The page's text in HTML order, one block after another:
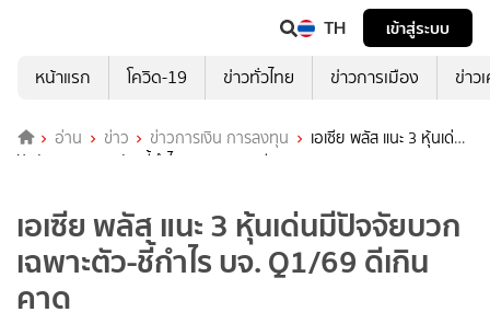
TH
เข้าสู่ระบบ
หน้าแรก
โควิด-19 ข่าวทั่วไทย ข่าวการเมือง ข่าว
อ่าน ข่าว ข่าวการเงิน การลงทุน
เอเซีย พลัส แนะ 3 หุ้นเด่นมี
ปัจจัยบวกเฉพาะตัว-ชี้กำไร บจ. Q1/69 ดีเกินคาด
เอเซีย พลัส แนะ 3 หุ้นเด่นมีปัจจัยบวก
เฉพาะตัว-ชี้กำไร บจ. Q1/69 ดีเกิน
คาด